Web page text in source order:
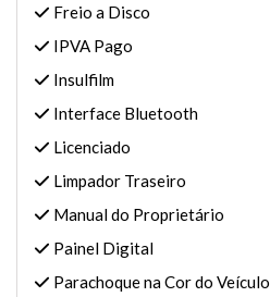
Freio a Disco
IPVA Pago
Insulfilm
Interface Bluetooth
Licenciado
Limpador Traseiro
Manual do Proprietário
Painel Digital
Parachoque na Cor do Veículo